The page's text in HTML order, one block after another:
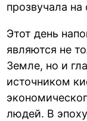
прозвучала
Этот день
являются не
Земле, но и
источником
людей. В